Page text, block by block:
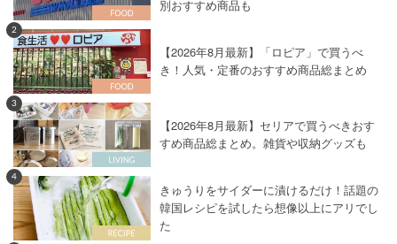
別おすすめ商品も
2
【2026年8月最新】「ロピア」で買うべ
き！人気・定番のおすすめ商品総まとめ
3
【2026年8月最新】セリアで買うべきおす
すめ商品総まとめ。雑貨や収納グッズも
4
きゅうりをサイダーに漬けるだけ！話題の
韓国レシピを試したら想像以上にアリでし
た